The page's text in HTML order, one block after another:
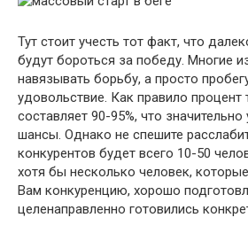
Тут стоит учесть тот факт, что
будут бороться за победу. Многие
навязывать борьбу, а просто
удовольствие. Как правило процент
составляет 90-95%, что
шансы. Однако не спешите
конкурентов будет всего 10-50
хотя бы несколько человек,
Вам конкуренцию, хорошо
целенаправленно готовились